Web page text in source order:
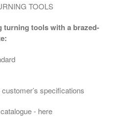
TOOLS
turning tools with a brazed-
specifications
- here